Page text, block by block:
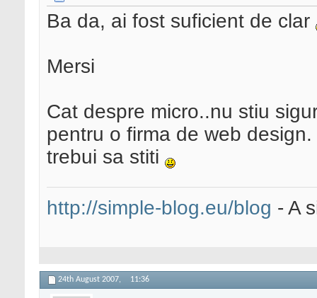
Ba da, ai fost suficient de clar
Mersi
Cat despre micro..nu stiu
pentru o firma de web
trebui sa stiti
http://simple-blog.eu/blog - A
24th August 2007, 11:36